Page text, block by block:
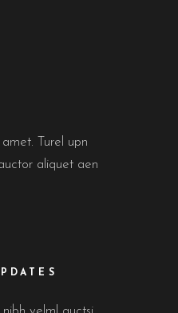
Turel upn
aliquet aen